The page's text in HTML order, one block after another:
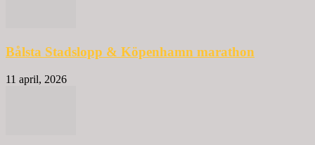
Bålsta Stadslopp & Köpenhamn marathon
11 april, 2026